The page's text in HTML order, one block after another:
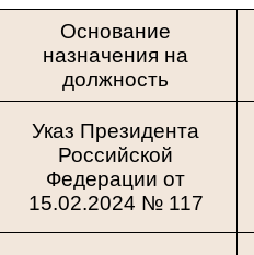
Основание
назначения на
должность
Указ Президента
Российской
Федерации от
15.02.2024 № 117